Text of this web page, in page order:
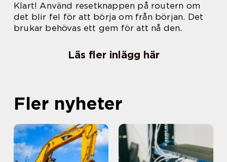
Klart! Använd resetknappen på routern om
det blir fel för att börja om från början. Det
brukar behövas ett gem för att nå den.
Läs fler inlägg här
Fler nyheter